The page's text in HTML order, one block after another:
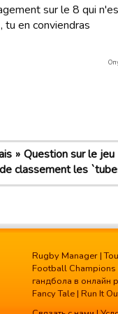
sur le 8 qui
tu en conviendras
Question sur le jeu
classement les
Rugby Manager |
Football Champions
гандбола в онлайн
Fancy Tale | Run It